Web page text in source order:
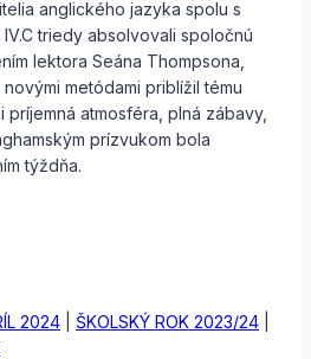
anglického jazyka spolu s
triedy absolvovali spoločnú
lektora Seána Thompsona,
metódami priblížil tému
príjemná atmosféra, plná zábavy,
prízvukom bola
týždňa.
2024 ŠKOLSKÝ ROK 2023/24